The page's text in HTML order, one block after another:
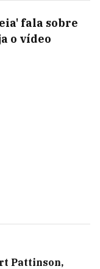
fala sobre
o vídeo
Pattinson,